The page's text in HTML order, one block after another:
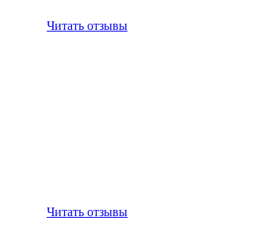
Читать отзывы
Читать отзывы